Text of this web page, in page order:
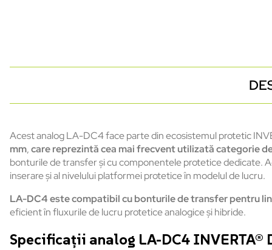
Acest analog LA-DC4facepartedinecosistemulprotetic
mm,carereprezintăcea maifrecventutilizatăcategorie
bonturilede transferșicucomponenteleproteticededicate.
inserareșialniveluluiplatformeiproteticeîn modeluldelucru.
LA-DC4estecompatibilcubonturilede transferpentru
eficientînfluxuriledelucru proteticeanalogiceșihibride.
Specificații analog LA-DC4